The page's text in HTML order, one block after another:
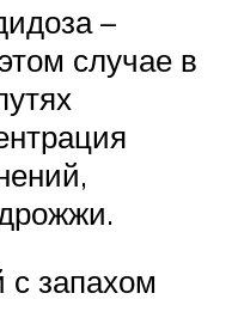
–
случае в
запахом